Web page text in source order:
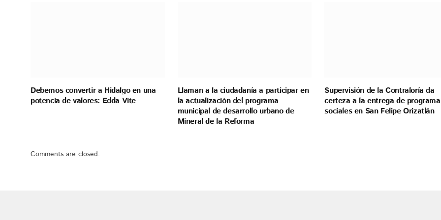
Debemos convertir a Hidalgo en una
potencia de valores: Edda Vite
Llaman a la ciudadanía a participar en
la actualización del programa
municipal de desarrollo urbano de
Mineral de la Reforma
Supervisión de la Contraloría da
certeza a la entrega de
sociales en San Felipe Orizatlán
Comments are closed.